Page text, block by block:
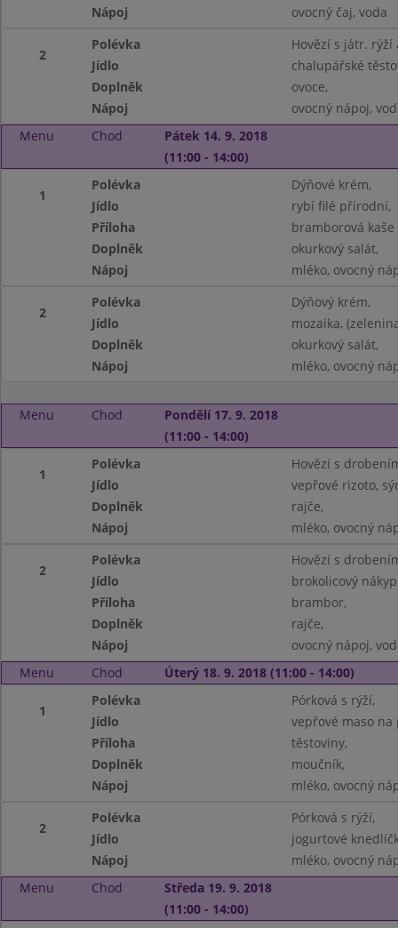
Nápoj
ovocný čaj, voda
2
Polévka
Hovězí s játr. rýží
Jídlo
chalupářské
Doplněk
ovoce,
Nápoj
ovocný nápoj,
Menu
Chod
Pátek 14. 9. 2018
(11:00 - 14:00)
1
Polévka
Dýňové krém,
Jídlo
rybí filé přírodní,
Příloha
bramborová kaše
Doplněk
okurkový salát,
Nápoj
mléko, ovocný
2
Polévka
Dýňový krém,
Jídlo
mozaika,
Doplněk
okurkový salát,
Nápoj
mléko, ovocný
Menu Chod
Pondělí 17. 9. 2018
(11:00 - 14:00)
1
Polévka
Hovězí s
Jídlo
vepřové rizoto,
Doplněk
rajče,
Nápoj
mléko, ovocný
2
Polévka
Hovězí s
Jídlo
brokolicový
Příloha
brambor,
Doplněk
rajče,
Nápoj
ovocný nápoj,
Menu
Chod Úterý 18. 9. 2018 (11:00 - 14:00)
1
Polévka
Pórková s rýží,
Jídlo
vepřové maso na
Příloha
těstoviny,
Doplněk
moučník,
Nápoj
mléko, ovocný
2
Polévka
Pórková s rýží,
Jídlo
jogurtové
Nápoj
mléko, ovocný
Menu
Chod
Středa 19. 9. 2018
(11:00 - 14:00)